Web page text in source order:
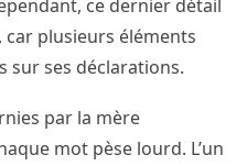
ce dernier détail
car plusieurs éléments
sur ses déclarations.
par la mère
mot pèse lourd. L’un